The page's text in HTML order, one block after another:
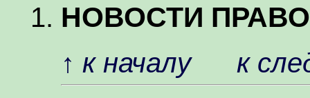
НОВОСТИ
↑ к началу к